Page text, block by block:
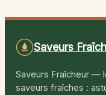
Saveurs
Saveurs Fraîcheur —
saveurs fraîches :